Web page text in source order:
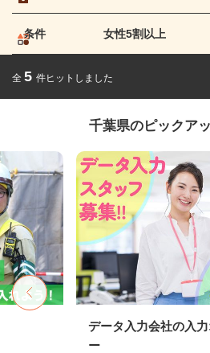
条件 女性5割以上
全 5 件ヒットしました
千葉県のピックア
データ入力会社の入
ー